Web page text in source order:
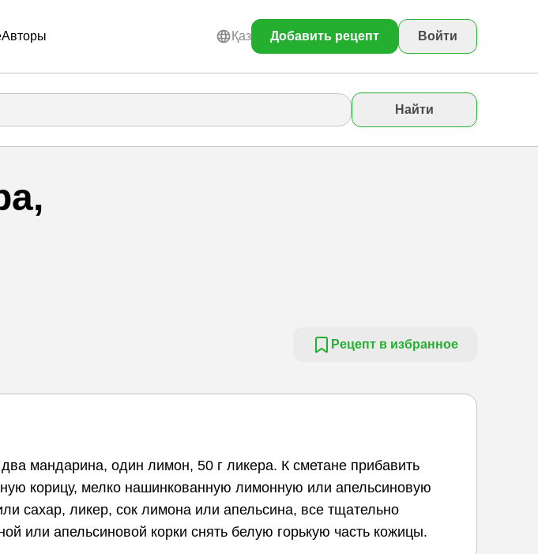
Авторы Қаз Добавить рецепт Войти
Найти
Рецепт в избранное
мандарина, один лимон, 50 г ликера. К сметане прибавить
корицу, мелко нашинкованную лимонную или апельсиновую
сахар, ликер, сок лимона или апельсина, все тщательно
или апельсиновой корки снять белую горькую часть кожицы.